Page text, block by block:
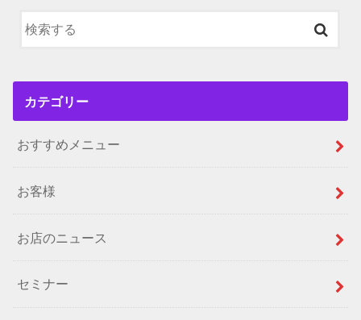
カテゴリー
おすすめメニュー
お客様
お店のニュース
セミナー